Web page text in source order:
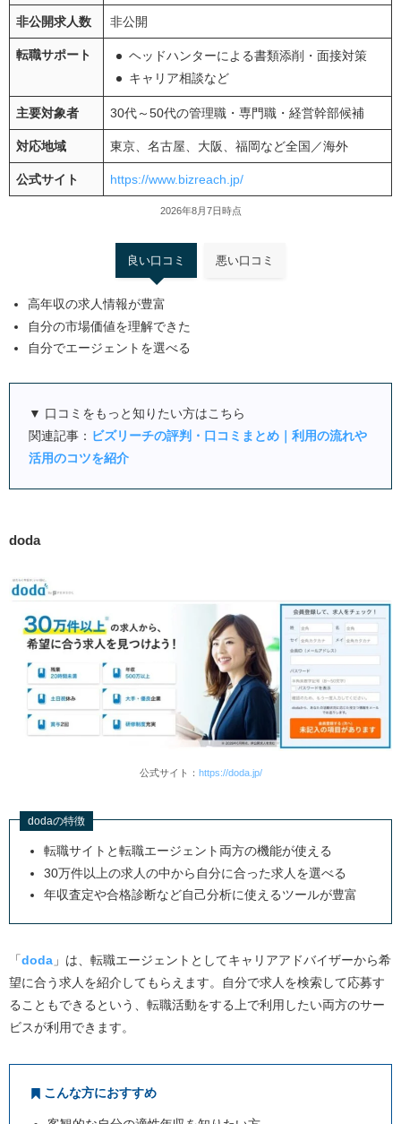
非公開求人数 非公開
転職サポート
ヘッドハンターによる書類添削・面接対策
キャリア相談など
主要対象者 30代～50代の管理職・専門職・経営幹部候補
対応地域 東京、名古屋、大阪、福岡など全国／海外
公式サイト https://www.bizreach.jp/
2026年8月7日時点
良い口コミ 悪い口コミ
高年収の求人情報が豊富
自分の市場価値を理解できた
自分でエージェントを選べる
▼ 口コミをもっと知りたい方はこちら
関連記事： ビズリーチの評判・口コミまとめ｜利用の流れや
活用のコツを紹介
doda
公式サイト： https://doda.jp/
dodaの特徴
転職サイトと転職エージェント両方の機能が使える
30万件以上の求人の中から自分に合った求人を選べる
年収査定や合格診断など自己分析に使えるツールが豊富
「doda」は、転職エージェントとしてキャリアアドバイザーから希
望に合う求人を紹介してもらえます。自分で求人を検索して応募す
ることもできるという、転職活動をする上で利用したい両方のサー
ビスが利用できます。
こんな方におすすめ